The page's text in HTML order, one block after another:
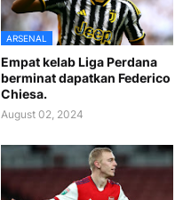
ARSENAL
Empat kelab Liga Perdana
berminat dapatkan Federico
Chiesa.
August 02, 2024